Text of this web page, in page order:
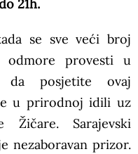
21h.
se sve veći broj
odmore provesti u
da posjetite ovaj
u prirodnoj idili uz
Žičare. Sarajevski
nezaboravan prizor.